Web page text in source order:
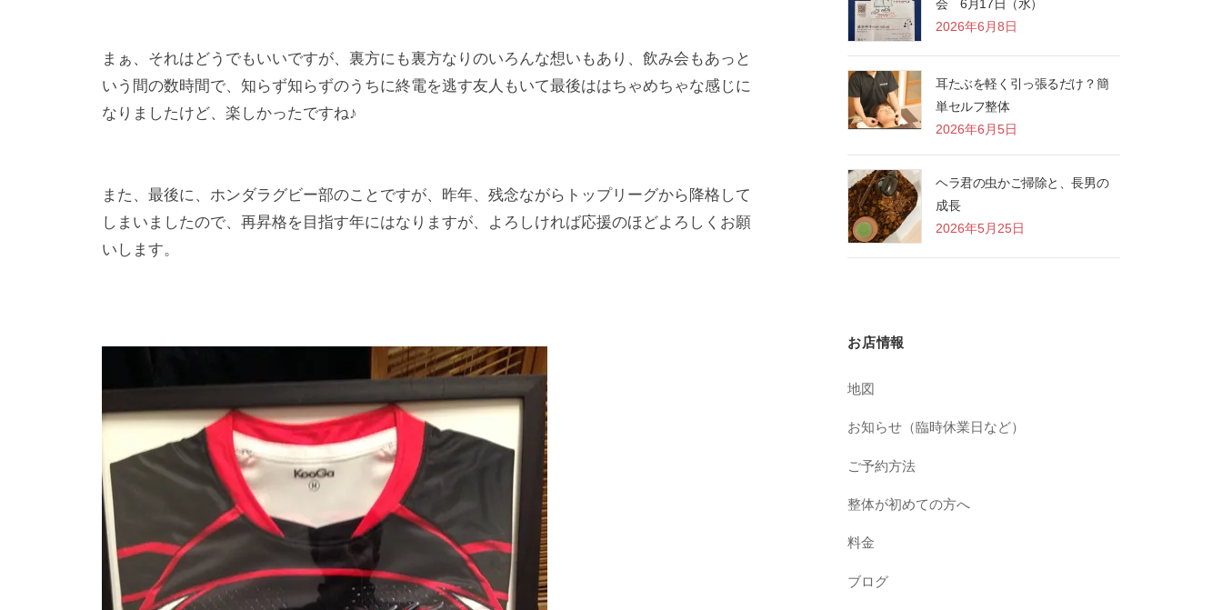
まぁ、それはどうでもいいですが、裏方にも裏方なりのいろんな想いもあり、飲み会もあっと
いう間の数時間で、知らず知らずのうちに終電を逃す友人もいて最後ははちゃめちゃな感じに
なりましたけど、楽しかったですね♪
また、最後に、ホンダラグビー部のことですが、昨年、残念ながらトップリーグから降格して
しまいましたので、再昇格を目指す年にはなりますが、よろしければ応援のほどよろしくお願
いします。
会 6月17日（水）
2026年6月8日
耳たぶを軽く引っ張るだけ？簡
単セルフ整体
2026年6月5日
ヘラ君の虫かご掃除と、長男の
成長
2026年5月25日
お店情報
地図
お知らせ（臨時休業日など）
ご予約方法
整体が初めての方へ
料金
ブログ